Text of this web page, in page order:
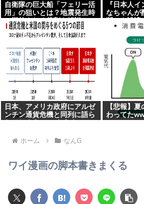
自衛隊の巨大船「フェリー活
用」の狙いとは？地震発生時
に期待される役割を解説
『日本人
なちゃんが
断つも誹謗
は哀しき獣
日本、アメリカ政府にアルゼ
ンチン通貨危機と同列に語ら
れてしまうwwwもうすでに
【悲報】
わってた
ホーム なんG
ワイ漫画の脚本書きまくる